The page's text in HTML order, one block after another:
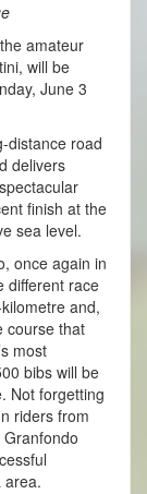
amateur
will be
June 3
distance road
delivers
finish at the
sea level.
once again in
different race
and,
course that
most
bibs will be
Not forgetting
riders from
area.